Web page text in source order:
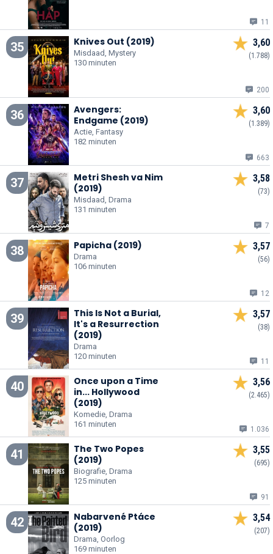
11
35 Knives Out (2019)
Misdaad, Mystery
130 minuten
3,60
(1.788)
200
36
Avengers:
Endgame (2019)
Actie, Fantasy
182 minuten
3,60
(1.389)
663
37
Metri Shesh va Nim
(2019)
Misdaad, Drama
131 minuten
3,58
(73)
7
38 Papicha (2019)
Drama
106 minuten
3,57
(56)
12
39
This Is Not a Burial,
It's a Resurrection
(2019)
Drama
120 minuten
3,57
(38)
11
40
Once upon a Time
in... Hollywood
(2019)
Komedie, Drama
161 minuten
3,56
(2.465)
1.036
41
The Two Popes
(2019)
Biografie, Drama
125 minuten
3,55
(695)
91
42
Nabarvené Ptáce
(2019)
Drama, Oorlog
169 minuten
3,54
(207)